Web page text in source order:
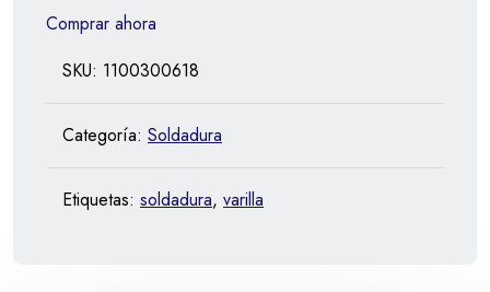
Comprar ahora
SKU: 1100300618
Categoría: Soldadura
Etiquetas: soldadura, varilla